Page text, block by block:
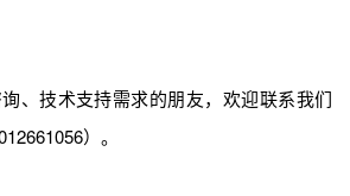
、技术支持需求的朋友，欢迎联系我们
）。